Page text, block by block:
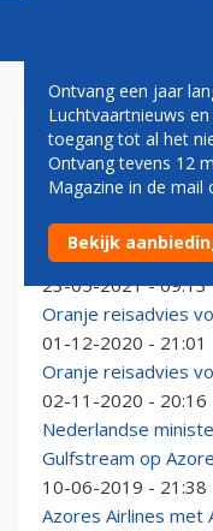
AZOREN
Reizigers naar
quarantaine
23-05-2021 - 09:13
Oranje reisadvies
01-12-2020 - 21:01
Oranje reisadvies
02-11-2020 - 20:16
Nederlandse
Gulfstream op
10-06-2019 - 21:38
Azores Airlines met
Ontvang een jaar
Luchtvaartnieuws
toegang tot al het
Ontvang tevens 12
Magazine in de mail
Bekijk